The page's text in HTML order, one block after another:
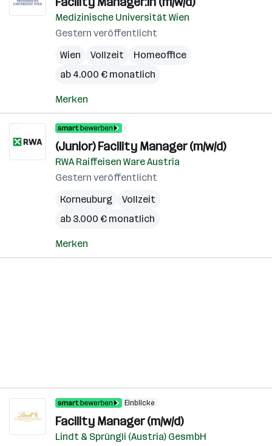
Medizinische Universität Wien
Gestern veröffentlicht
Wien
Vollzeit
Homeoffice
ab 4.000 € monatlich
Merken
(Junior) Facility Manager (m/w/d)
RWA Raiffeisen Ware Austria
Gestern veröffentlicht
Korneuburg
Vollzeit
ab 3.000 € monatlich
Merken
Einblicke
Facility Manager (m/w/d)
Lindt & Sprüngli (Austria) GesmbH